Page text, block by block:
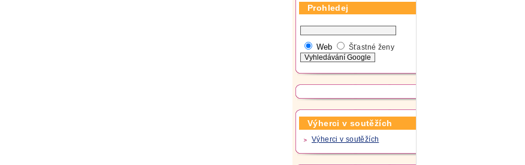
Prohledej
Web Šťastné ženy
Výherci v soutěžích
Výherci v soutěžích